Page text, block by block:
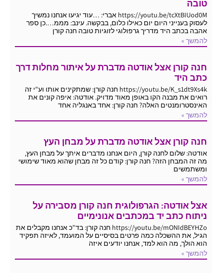
טובה
https://youtu.be/tcXtBIUod0M אברי: …עוד יגיעו אנחנו נמשיך
לעסוק בענייני היום יום כאילו כלום, בבקשה. עינב: מממ….כן ספר
אהבה בכתב היד מדריך גרפולוגי לזוגיות טובה חנה קורן
להמשך »
חנה קורן אצל אודטה מדברת על איתור מחלות דרך
כתב היד
https://youtu.be/K_s1dt9Xs4k חנה קורן: שמתקינים אותו וע"י זה
רואים את מבנה הקו באופן מאוד מדויק. אודטה: איפה קונים את
האינסטרומנטים האלה? חנה קורן: אחד באנגליה אחד
להמשך »
חנה קורן אצל אודטה מדברת על מבחן העץ
אודטה: שלום לחנה קורן, היום אנחנו מדברים איתך על מבחן העץ,
מה זה המבחן הזה? חנה קורן: קודם כל זה מבחן שהוא מאוד שימושי
ומשתמשים
להמשך »
אצל אודטה: הגרפולוגית חנה קורן מסבירה על
ניתוח כתב יד במכתבים אנונימיים
https://youtu.be/mONIdBEYHZo חנה קורן: בד"כ אנחנו מקבלים את
הגיל, את ההשכלה כמה פרטים בסיסיים על המועמד, לאיזה תפקיד
הוא הולך, מה הוא למד, אנחנו יודעים איזה
להמשך »